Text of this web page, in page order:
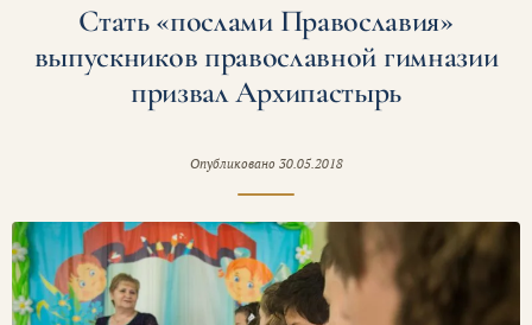
Стать «послами Православия»
выпускников православной гимназии
призвал Архипастырь
Опубликовано 30.05.2018